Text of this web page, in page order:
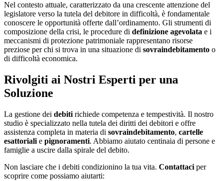
Nel contesto attuale, caratterizzato da una crescente attenzione del
legislatore verso la tutela del debitore in difficoltà, è fondamentale
conoscere le opportunità offerte dall’ordinamento. Gli strumenti di
composizione della crisi, le procedure di definizione agevolata e i
meccanismi di protezione patrimoniale rappresentano risorse
preziose per chi si trova in una situazione di sovraindebitamento o
di difficoltà economica.
Rivolgiti ai Nostri Esperti per una
Soluzione
La gestione dei debiti richiede competenza e tempestività. Il nostro
studio è specializzato nella tutela dei diritti dei debitori e offre
assistenza completa in materia di sovraindebitamento, cartelle
esattoriali e pignoramenti. Abbiamo aiutato centinaia di persone e
famiglie a uscire dalla spirale del debito.
Non lasciare che i debiti condizionino la tua vita. Contattaci per
scoprire come possiamo aiutarti: